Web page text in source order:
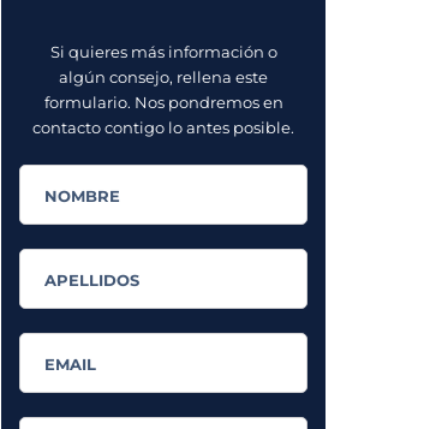
Si quieres más información o
algún consejo, rellena este
formulario. Nos pondremos en
contacto contigo lo antes posible.